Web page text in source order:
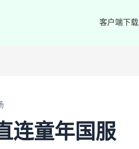
客户端下载
连童年国服